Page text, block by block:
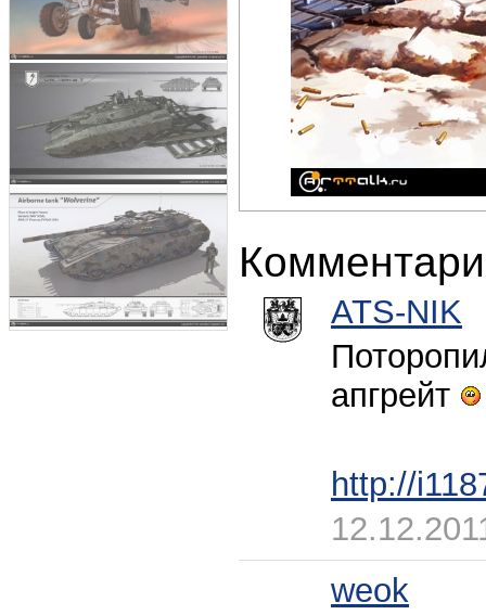
ATS-NIK
апгрейт
http://
weok